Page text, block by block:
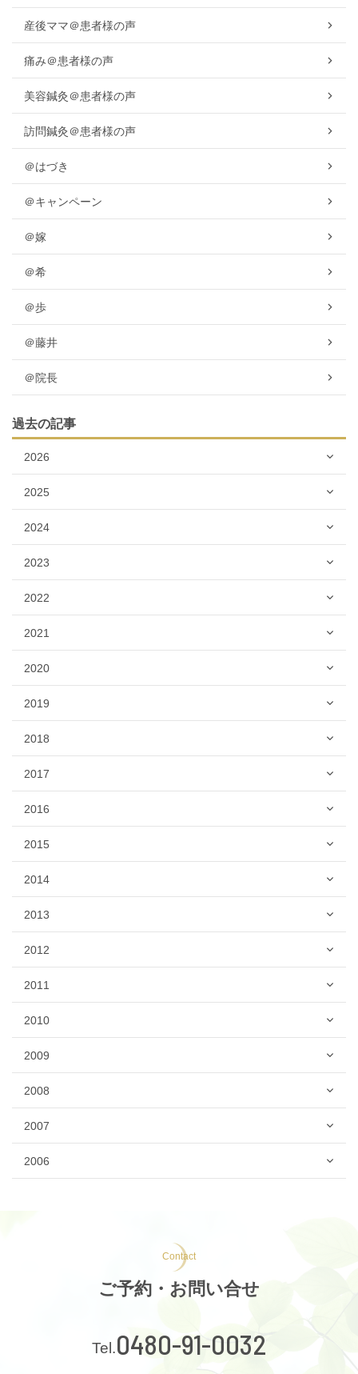
産後ママ＠患者様の声
痛み＠患者様の声
美容鍼灸＠患者様の声
訪問鍼灸＠患者様の声
＠はづき
＠キャンペーン
＠嫁
＠希
＠歩
＠藤井
＠院長
過去の記事
2026
2025
2024
2023
2022
2021
2020
2019
2018
2017
2016
2015
2014
2013
2012
2011
2010
2009
2008
2007
2006
Contact
ご予約・お問い合せ
0480-91-0032